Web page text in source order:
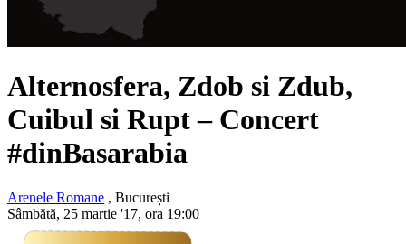
Alternosfera, Zdob si Zdub,
Cuibul si Rupt– Concert
#dinBasarabia
Arenele Romane , București
Sâmbătă, 25 martie '17, ora 19:00